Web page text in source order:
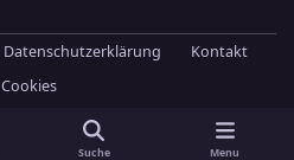
Datenschutzerklärung
Kontakt
Cookies
Invision Community
Suche Menu